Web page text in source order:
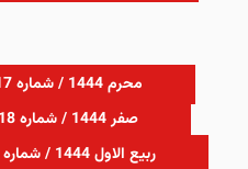
محرم 1444 / شماره 117
صفر 1444 / شماره 118
ربیع الاول 1444 / شماره 119